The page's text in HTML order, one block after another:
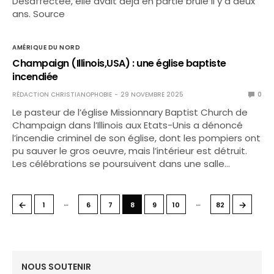
ans. Source
AMÉRIQUE DU NORD
Champaign (Illinois,USA) : une église baptiste
incendiée
RÉDACTION CHRISTIANOPHOBIE 29 NOVEMBRE 2025 0
Le pasteur de l’église Missionnary Baptist Church de
Champaign dans l’Illinois aux Etats-Unis a dénoncé
l’incendie criminel de son église, dont les pompiers ont
pu sauver le gros oeuvre, mais l’intérieur est détruit.
Les célébrations se poursuivent dans une salle…
← 1 … 6 7 8 9 10 … 82 →
NOUS SOUTENIR